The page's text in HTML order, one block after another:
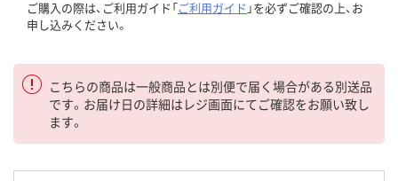
ご購入の際は、ご利用ガイド「ご利用ガイド 」を必ずご確認の上、お
申し込みください。
こちらの商品は一般商品とは別便で届く場合がある別送品
です。お届け日の詳細はレジ画面にてご確認をお願い致し
ます。